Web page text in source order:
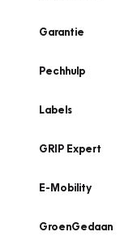
Garantie
Pechhulp
Labels
GRIP Expert
E-Mobility
GroenGedaan